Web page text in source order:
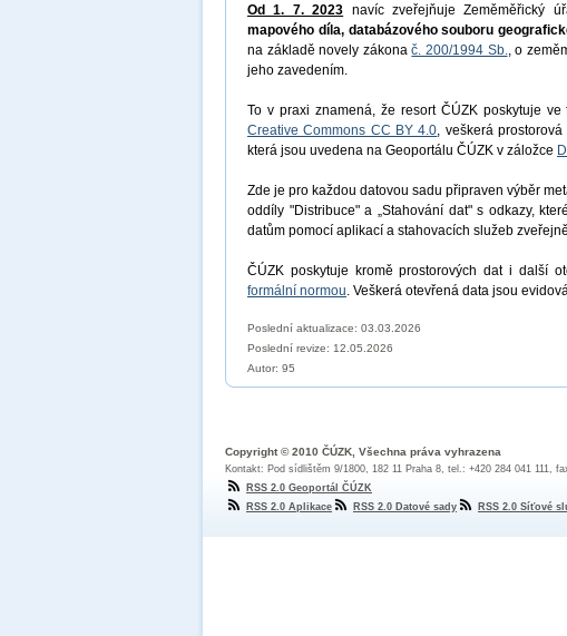
Od 1. 7. 2023 navíc zveřejňuje Zeměměřický
mapového díla, databázového souboru
na základě novely zákonač. 200/1994 Sb., o
jeho zavedením.
To v praxi znamená, že resort ČÚZK poskytuje
Creative Commons CC BY 4.0, veškerá
která jsou uvedena na Geoportálu ČÚZK v záložce
Zde je pro každou datovou sadu připraven výběr
oddíly "Distribuce" a „Stahování dat" s odkazy,
datům pomocí aplikací a stahovacích služeb
ČÚZK poskytuje kromě prostorových dat i další
formální normou. Veškerá otevřená data jsou
Poslední aktualizace: 03.03.2026
Poslední revize: 12.05.2026
Autor: 95
Copyright © 2010 ČÚZK, Všechna práva vyhrazena
Kontakt: Pod sídlištěm 9/1800, 182 11 Praha 8, tel.: +420 284 041 111,
RSS 2.0 Geoportál ČÚZK
RSS 2.0 Aplikace
RSS 2.0 Datové sady RSS 2.0 Síťové